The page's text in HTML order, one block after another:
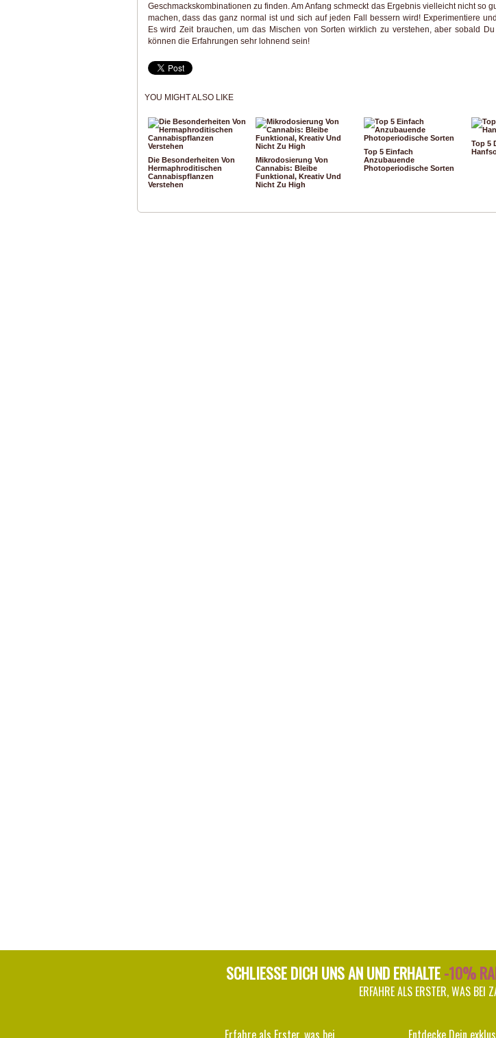
Geschmackskombinationen zu finden. Am Anfang schmeckt das Ergebnis vielleicht nicht so
machen, dass das ganz normal ist und sich auf jeden Fall bessern wird! Experimentiere
Es wird Zeit brauchen, um das Mischen von Sorten wirklich zu verstehen, aber sobald
können die Erfahrungen sehr lohnend sein!
YOU MIGHT ALSO LIKE
Die Besonderheiten Von
Hermaphroditischen
Cannabispflanzen
Verstehen
Mikrodosierung Von
Cannabis: Bleibe
Funktional, Kreativ Und
Nicht Zu High
Top 5 Einfach
Anzubauende
Photoperiodische Sorten
Top 5
SCHLIESSE DICH UNS AN UND ERHALTE-10%
ERFAHRE ALS ERSTER, WAS BEI
Erfahre als Erster, was bei Entdecke Dein